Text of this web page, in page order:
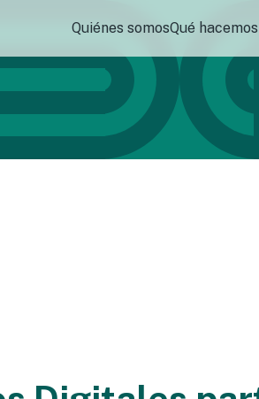
Quiénes somosQué hacemos